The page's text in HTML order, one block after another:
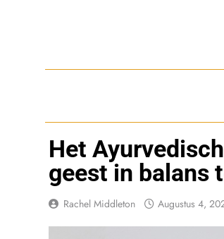
Het
geest in balans
Rachel Middleton Augustus 4,